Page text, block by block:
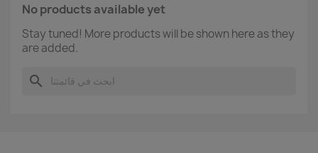
No products available yet
Stay tuned! More products will be shown here as they
are added.
search